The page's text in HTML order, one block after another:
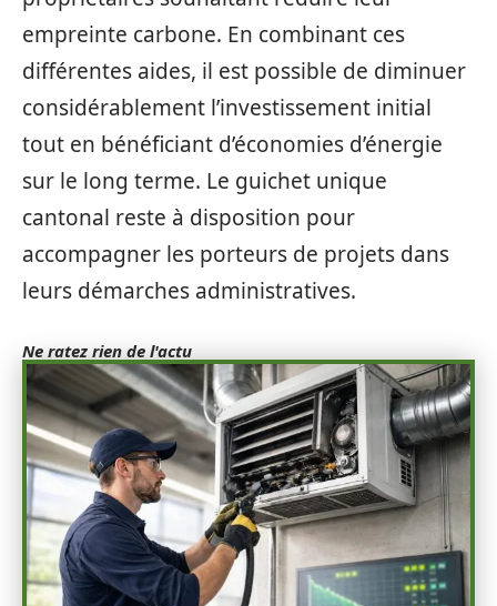
empreinte carbone. En combinant ces
différentes aides, il est possible de diminuer
considérablement l’investissement initial
tout en bénéficiant d’économies d’énergie
sur le long terme. Le guichet unique
cantonal reste à disposition pour
accompagner les porteurs de projets dans
leurs démarches administratives.
Ne ratez rien de l'actu